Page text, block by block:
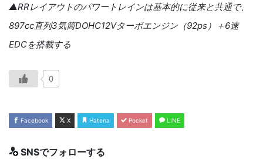
▲RRレイアウトのパワートレインは基本的に従来と共通で、
897cc直列3気筒DOHC12Vターボエンジン（92ps）＋6速
EDCを搭載する
0
Facebook X Hatena Pocket LINE
SNSでフォローする